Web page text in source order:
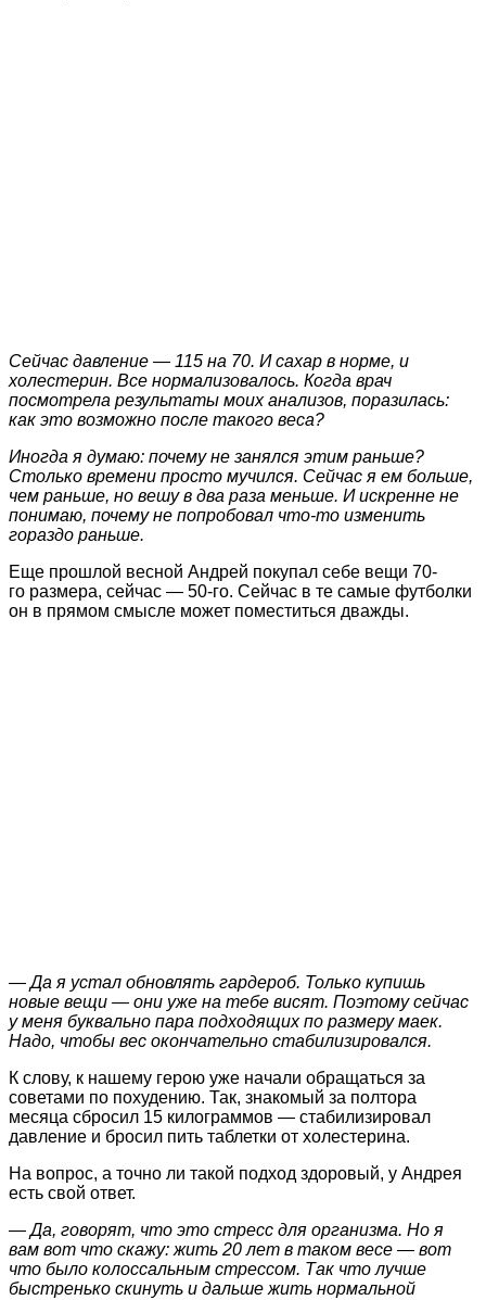
Сейчас давление — 115 на 70. И сахар в норме, и
холестерин. Все нормализовалось. Когда врач
посмотрела результаты моих анализов, поразилась:
как это возможно после такого веса?
Иногда я думаю: почему не занялся этим раньше?
Столько времени просто мучился. Сейчас я ем больше,
чем раньше, но вешу в два раза меньше. И искренне не
понимаю, почему не попробовал что-то изменить
гораздо раньше.
Еще прошлой весной Андрей покупал себе вещи 70-
го размера, сейчас — 50-го. Сейчас в те самые футболки
он в прямом смысле может поместиться дважды.
— Да я устал обновлять гардероб. Только купишь
новые вещи — они уже на тебе висят. Поэтому сейчас
у меня буквально пара подходящих по размеру маек.
Надо, чтобы вес окончательно стабилизировался.
К слову, к нашему герою уже начали обращаться за
советами по похудению. Так, знакомый за полтора
месяца сбросил 15 килограммов — стабилизировал
давление и бросил пить таблетки от холестерина.
На вопрос, а точно ли такой подход здоровый, у Андрея
есть свой ответ.
— Да, говорят, что это стресс для организма. Но я
вам вот что скажу: жить 20 лет в таком весе — вот
что было колоссальным стрессом. Так что лучше
быстренько скинуть и дальше жить нормальной